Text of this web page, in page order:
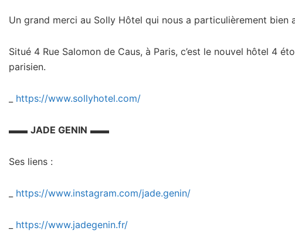
Un grand merci au Solly Hôtel qui nous a particulièrement bien
Situé 4 Rue Salomon de Caus, à Paris, c’est le nouvel hôtel 4
parisien.
https://www.sollyhotel.com/
▬▬ JADE GENIN ▬▬
Ses liens :
https://www.instagram.com/jade.genin/
https://www.jadegenin.fr/